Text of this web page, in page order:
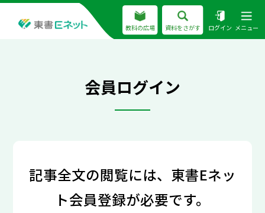
教科の広場 資料をさがす ログイン メニュー
会員ログイン
記事全文の閲覧には、東書Eネッ
ト会員登録が必要です。